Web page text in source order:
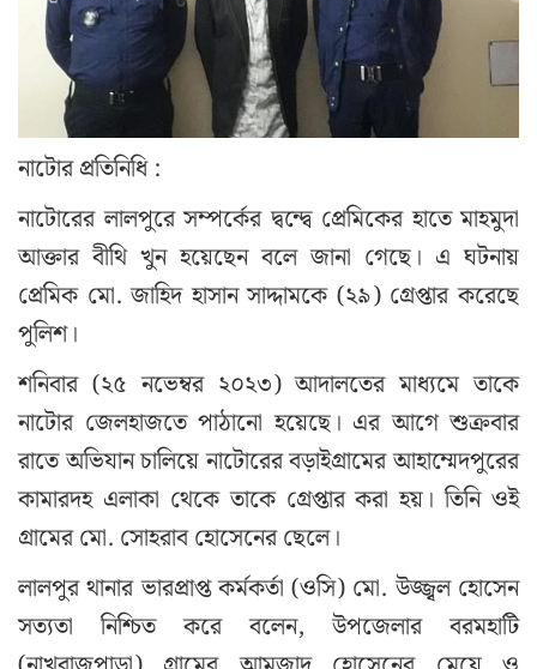
নাটোর প্রতিনিধি :
নাটোরের লালপুরে সম্পর্কের দ্বন্দ্বে প্রেমিকের হাতে মাহমুদা
আক্তার বীথি খুন হয়েছেন বলে জানা গেছে। এ ঘটনায়
প্রেমিক মো. জাহিদ হাসান সাদ্দামকে (২৯) গ্রেপ্তার করেছে
পুলিশ।
শনিবার (২৫ নভেম্বর ২০২৩) আদালতের মাধ্যমে তাকে
নাটোর জেলহাজতে পাঠানো হয়েছে। এর আগে শুক্রবার
রাতে অভিযান চালিয়ে নাটোরের বড়াইগ্রামের আহাম্মেদপুরের
কামারদহ এলাকা থেকে তাকে গ্রেপ্তার করা হয়। তিনি ওই
গ্রামের মো. সোহরাব হোসেনের ছেলে।
লালপুর থানার ভারপ্রাপ্ত কর্মকর্তা (ওসি) মো. উজ্জ্বল হোসেন
সত্যতা নিশ্চিত করে বলেন, উপজেলার বরমহাটি